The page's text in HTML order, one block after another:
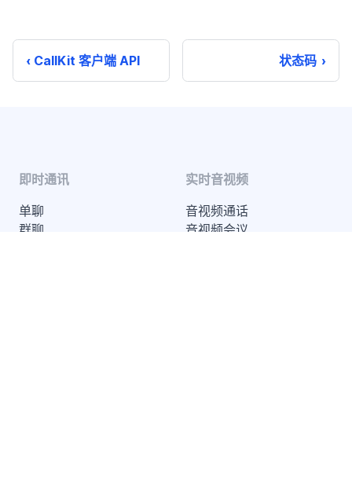
CallKit 客户端 API 状态码
即时通讯
单聊
群聊
实时音视频
音视频通话
音视频会议